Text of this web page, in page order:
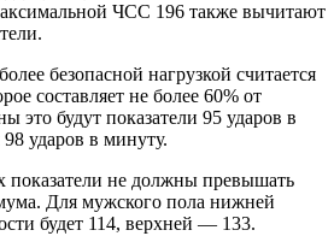
ЧСС 196 также вычитают
безопасной нагрузкой считается
составляет не более 60% от
это будут показатели 95 ударов в
ударов в минуту.
показатели не должны превышать
Для мужского пола нижней
будет 114, верхней — 133.